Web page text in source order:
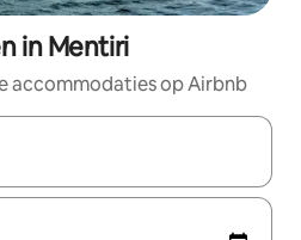
in Mentiri
accommodaties op Airbnb
zijn, maak je een keuze